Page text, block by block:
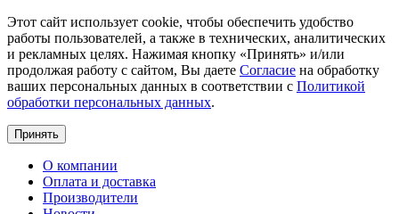
Этот сайт использует cookie, чтобы обеспечить удобство
работы пользователей, а также в технических, аналитических
и рекламных целях. Нажимая кнопку «Принять» и/или
продолжая работу с сайтом, Вы даете Согласие на обработку
ваших персональных данных в соответствии с Политикой
обработки персональных данных.
Принять
О компании
Оплата и доставка
Производители